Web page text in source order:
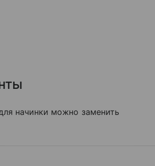
начинки можно заменить